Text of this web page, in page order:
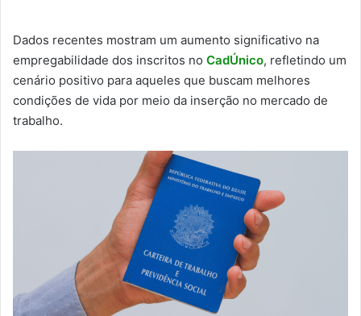
Dados recentes mostram um aumento significativo na
empregabilidade dos inscritos no CadÚnico, refletindo um
cenário positivo para aqueles que buscam melhores
condições de vida por meio da inserção no mercado de
trabalho.